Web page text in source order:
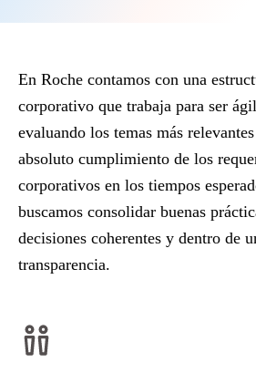
En Roche contamos con una
corporativo que trabaja para ser
evaluando los temas más
absoluto cumplimiento de los
corporativos en los tiempos
buscamos consolidar buenas
decisiones coherentes y dentro de
transparencia.